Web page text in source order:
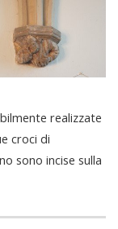
realizzate
croci di
sono incise sulla